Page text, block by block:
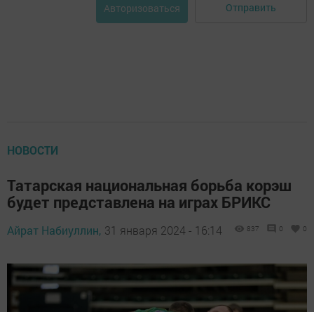
Авторизоваться Отправить
НОВОСТИ
Татарская национальная борьба корэш
будет представлена на играх БРИКС
Айрат Набиуллин, 31 января 2024 - 16:14 837 0 0